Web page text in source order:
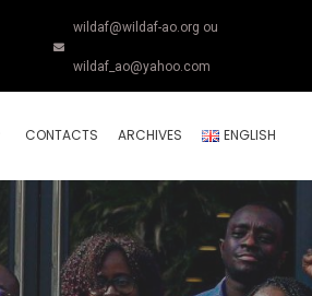
wildaf@wildaf-ao.org ou
wildaf_ao@yahoo.com
CONTACTS ARCHIVES ENGLISH